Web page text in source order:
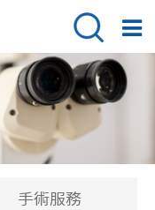
手術服務